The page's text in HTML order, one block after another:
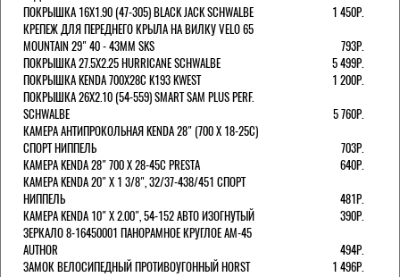
ПОКРЫШКА 16X1.90 (47-305) BLACK JACK SCHWALBE
1 450Р.
КРЕПЕЖ ДЛЯ ПЕРЕДНЕГО КРЫЛА НА ВИЛКУ VELO 65
MOUNTAIN 29" 40 - 43ММ SKS
793Р.
ПОКРЫШКА 27.5X2.25 HURRICANE SCHWALBE
5 499Р.
ПОКРЫШКА KENDA 700Х28С K193 KWEST
1 200Р.
ПОКРЫШКА 26X2.10 (54-559) SMART SAM PLUS PERF.
SCHWALBE
5 760Р.
КАМЕРА АНТИПРОКОЛЬНАЯ KENDA 28" (700 Х 18-25C)
СПОРТ НИППЕЛЬ
703Р.
КАМЕРА KENDA 28" 700 Х 28-45С PRESTA
640Р.
КАМЕРА KENDA 20" Х 1 3/8", 32/37-438/451 СПОРТ
НИППЕЛЬ
481Р.
КАМЕРА KENDA 10" Х 2.00", 54-152 АВТО ИЗОГНУТЫЙ
390Р.
ЗЕРКАЛО 8-16450001 ПАНОРАМНОЕ КРУГЛОЕ AM-45
AUTHOR
494Р.
ЗАМОК ВЕЛОСИПЕДНЫЙ ПРОТИВОУГОННЫЙ HORST
1 496Р.